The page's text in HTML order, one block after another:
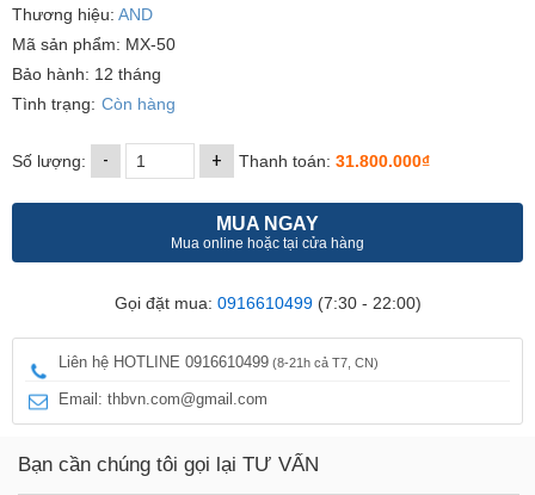
Thương hiệu: AND
Mã sản phẩm: MX-50
Bảo hành: 12 tháng
Tình trạng: Còn hàng
Số lượng: - + Thanh toán: 31.800.000₫
MUA NGAY
Mua online hoặc tại cửa hàng
Gọi đặt mua: 0916610499(7:30 - 22:00)
Liên hệ HOTLINE 0916610499 (8-21h cả T7, CN)
Email: thbvn.com@gmail.com
Bạn cần chúng tôi gọi lại TƯ VẤN